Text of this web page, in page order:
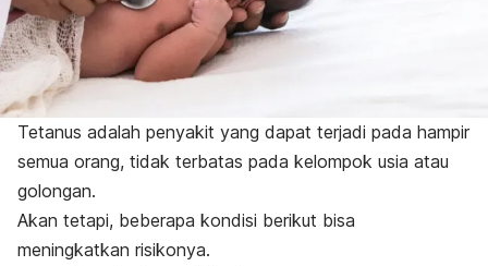
Tetanus adalah penyakit yang dapat terjadi pada hampir
semua orang, tidak terbatas pada kelompok usia atau
golongan.
Akan tetapi, beberapa kondisi berikut bisa
meningkatkan risikonya.